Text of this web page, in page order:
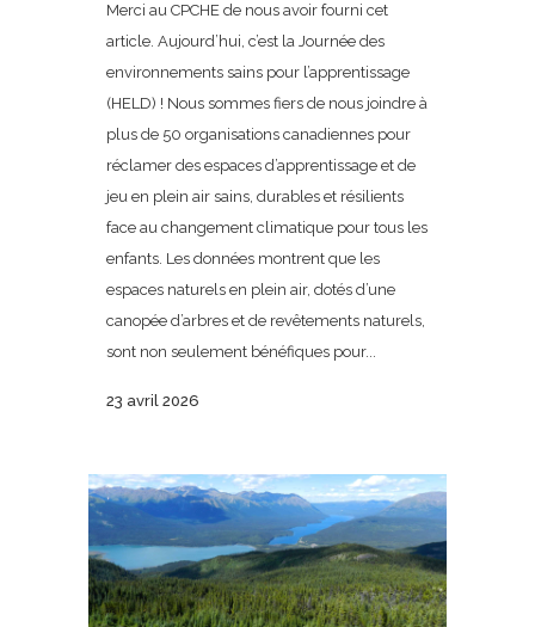
Merci au CPCHE de nous avoir fourni cet
article. Aujourd’hui, c’est la Journée des
environnements sains pour l’apprentissage
(HELD) ! Nous sommes fiers de nous joindre à
plus de 50 organisations canadiennes pour
réclamer des espaces d’apprentissage et de
jeu en plein air sains, durables et résilients
face au changement climatique pour tous les
enfants. Les données montrent que les
espaces naturels en plein air, dotés d’une
canopée d’arbres et de revêtements naturels,
sont non seulement bénéfiques pour...
23 avril 2026